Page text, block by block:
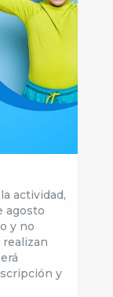
actividad,
agosto
y no
y